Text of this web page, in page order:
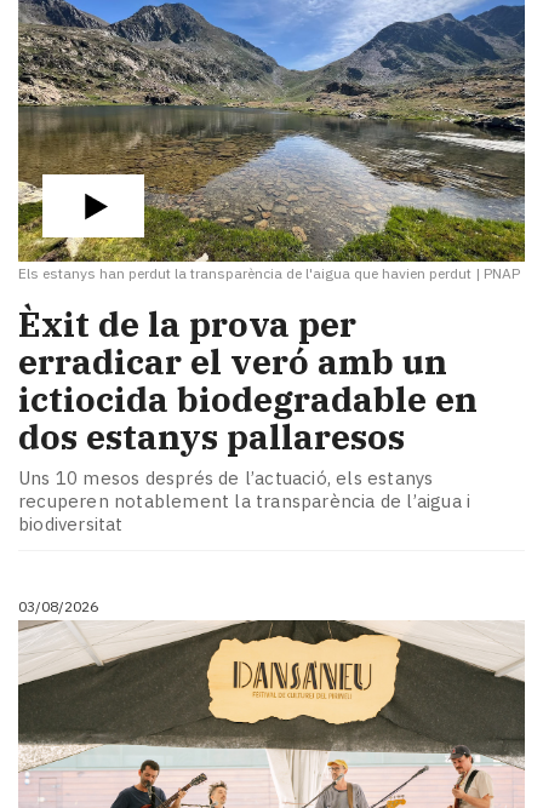
Els estanys han perdut la transparència de l'aigua que havien perdut | PNAP
Èxit de la prova per
erradicar el veró amb un
ictiocida biodegradable en
dos estanys pallaresos
Uns 10 mesos després de l’actuació, els estanys
recuperen notablement la transparència de l’aigua i
biodiversitat
03/08/2026